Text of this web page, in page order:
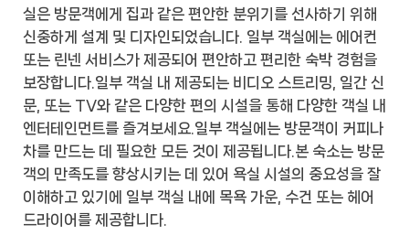
실은 방문객에게 집과 같은 편안한 분위기를 선사하기 위해
신중하게 설계 및 디자인되었습니다. 일부 객실에는 에어컨
또는 린넨 서비스가 제공되어 편안하고 편리한 숙박 경험을
보장합니다.일부 객실 내 제공되는 비디오 스트리밍, 일간 신
문, 또는 TV와 같은 다양한 편의 시설을 통해 다양한 객실 내
엔터테인먼트를 즐겨보세요.일부 객실에는 방문객이 커피나
차를 만드는 데 필요한 모든 것이 제공됩니다.본 숙소는 방문
객의 만족도를 향상시키는 데 있어 욕실 시설의 중요성을 잘
이해하고 있기에 일부 객실 내에 목욕 가운, 수건 또는 헤어
드라이어를 제공합니다.